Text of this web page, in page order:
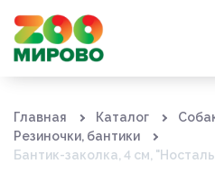
Главная Каталог
Резиночки, бантики
Бантик-заколка, 4 см,